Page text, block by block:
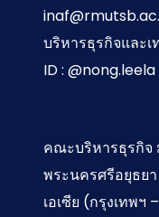
บริหารธุรกิจและเ
ID : @nong.leela
คณะบริหารธุรกิจ
พระนครศรีอยุธย
เอเซีย (กรุงเทพ